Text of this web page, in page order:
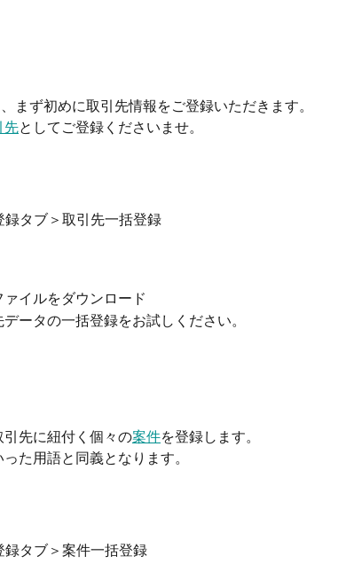
まず初めに取引先情報をご登録いただきます。
先としてご登録くださいませ。
タブ＞取引先一括登録
イルをダウンロード
ータの一括登録をお試しください。
先に紐付く個々の案件を登録します。
た用語と同義となります。
タブ＞案件一括登録